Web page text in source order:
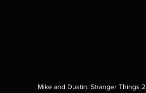
Mike and Dustin: Stranger Things 2